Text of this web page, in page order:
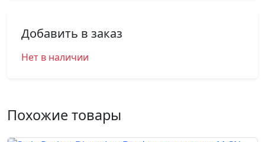
Добавить в заказ
Нет в наличии
Похожие товары